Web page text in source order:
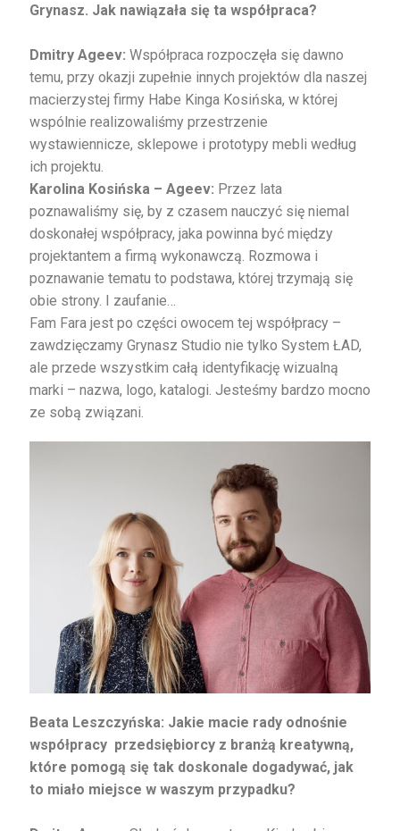
Grynasz. Jak nawiązała się ta współpraca?
Dmitry Ageev: Współpraca rozpoczęła się dawno
temu, przy okazji zupełnie innych projektów dla naszej
macierzystej firmy Habe Kinga Kosińska, w której
wspólnie realizowaliśmy przestrzenie
wystawiennicze, sklepowe i prototypy mebli według
ich projektu.
Karolina Kosińska – Ageev: Przez lata
poznawaliśmy się, by z czasem nauczyć się niemal
doskonałej współpracy, jaka powinna być między
projektantem a firmą wykonawczą. Rozmowa i
poznawanie tematu to podstawa, której trzymają się
obie strony. I zaufanie…
Fam Fara jest po części owocem tej współpracy –
zawdzięczamy Grynasz Studio nie tylko System ŁAD,
ale przede wszystkim całą identyfikację wizualną
marki – nazwa, logo, katalogi. Jesteśmy bardzo mocno
ze sobą związani.
Beata Leszczyńska: Jakie macie rady odnośnie
współpracy przedsiębiorcy z branżą kreatywną,
które pomogą się tak doskonale dogadywać, jak
to miało miejsce w waszym przypadku?